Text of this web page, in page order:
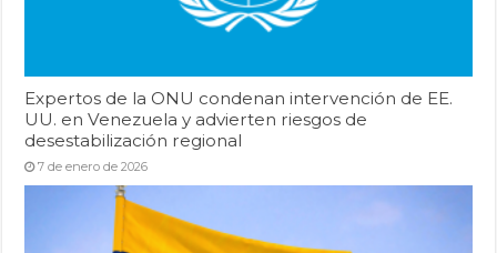
Expertos de la ONU condenan intervención de EE.
UU. en Venezuela y advierten riesgos de
desestabilización regional
7 de enero de 2026